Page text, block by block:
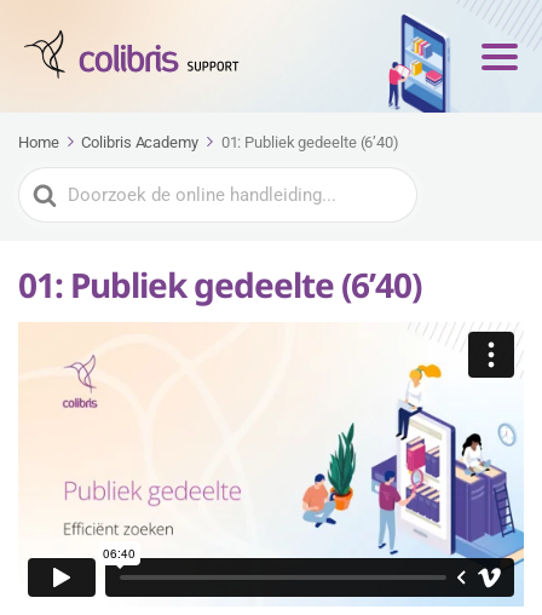
Home Colibris Academy 01: Publiek gedeelte (6’40)
Zoeken
naar
01: Publiek gedeelte (6’40)